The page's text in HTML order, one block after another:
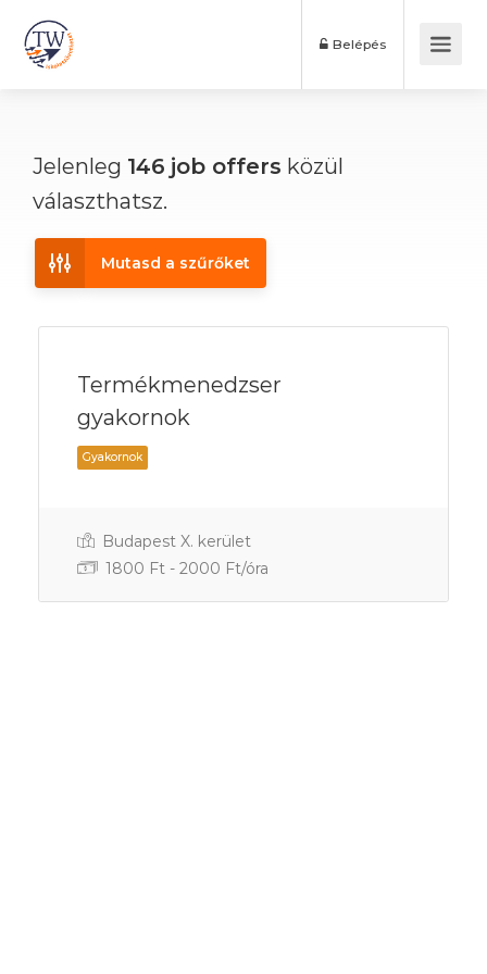
Belépés
Jelenleg 146 job offers közül
választhatsz.
Mutasd a szűrőket
Termékmenedzser
gyakornok
Gyakornok
Budapest X. kerület
1800 Ft - 2000 Ft/óra